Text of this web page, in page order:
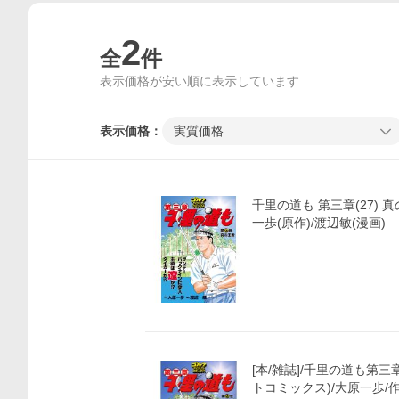
全2件
表示価格が安い順に表示しています
表示価格： 実質価格
千里の道も 第三章(27)
一歩(原作)/渡辺敏(漫画)
[本/雑誌]/千里の道も第三
トコミックス)/大原一歩/